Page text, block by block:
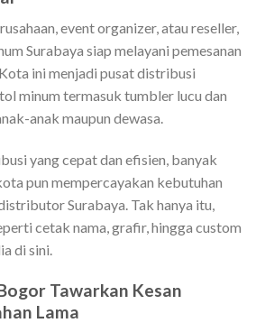
event organizer, atau reseller,
Surabaya siap melayani pemesanan
ini menjadi pusat distribusi
minum termasuk tumbler lucu dan
anak maupun dewasa.
yang cepat dan efisien, banyak
pun mempercayakan kebutuhan
Surabaya. Tak hanya itu,
cetak nama, grafir, hingga custom
di sini.
Tawarkan Kesan
Lama